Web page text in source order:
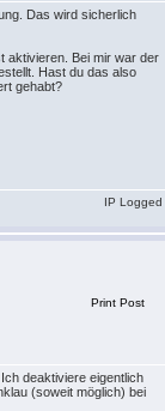
Das wird sicherlich
aktivieren. Bei mir war der
Hast du das also
gehabt?
IP Logged
Print Post
deaktiviere eigentlich
(soweit möglich) bei